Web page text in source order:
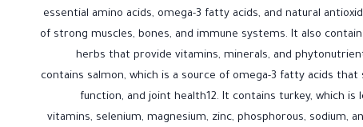
essential amino acids, omega-3 fatty acids, and natural
of strong muscles, bones, and immune systems. It also
herbs that provide vitamins, minerals, and
contains salmon, which is a source of omega-3 fatty acids
function, and joint health12. It contains turkey, which is
vitamins, selenium, magnesium, zinc, phosphorous, sodium,